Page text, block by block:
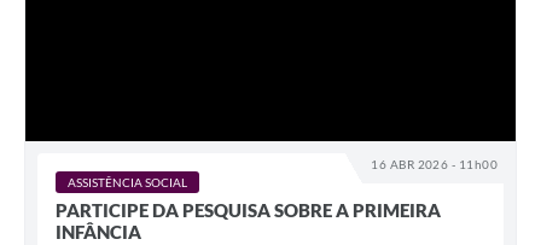
16 ABR 2026 - 11h00
ASSISTÊNCIA SOCIAL
PARTICIPE DA PESQUISA SOBRE A PRIMEIRA
INFÂNCIA